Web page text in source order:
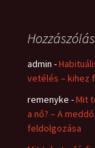
admin -
vetélés – kihez
remenyke -Mit
a nő? – A
feldolgozása